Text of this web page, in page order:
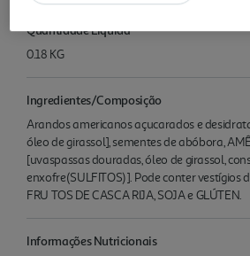
Quantidade Liquida
0.18 KG
Ingredientes/Composição
Arandos americanos açucarados e
óleo de girassol], sementes de abóbora,
[uvaspassas douradas, óleo de girassol,
enxofre(SULFITOS)]. Pode conter vestígios
FRU TOS DE CASCA RIJA, SOJA e GLÚTEN.
Informações Nutricionais